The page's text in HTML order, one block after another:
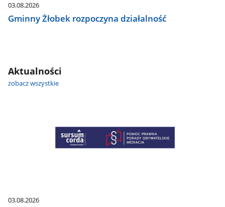
03.08.2026
Gminny Żłobek rozpoczyna działalność
Aktualności
zobacz wszystkie
03.08.2026